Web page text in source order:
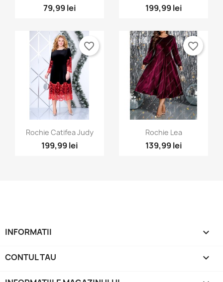
79,99 lei 199,99 lei
Vizualizare rapida
Rochie Catifea Judy
199,99 lei
favorite_border
Vizualizare rapida
+1
Rochie Lea
139,99 lei
favorite_border
INFORMATII 
CONTUL TAU 